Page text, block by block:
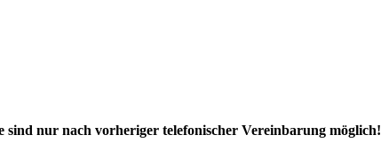
sind nur nach vorheriger telefonischer Vereinbarung möglich!